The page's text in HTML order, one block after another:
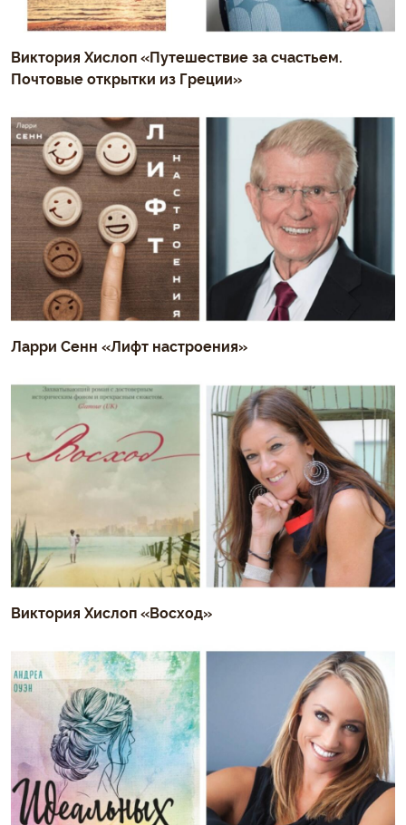
Виктория Хислоп «Путешествие за счастьем.
Почтовые открытки из Греции»
Ларри Сенн «Лифт настроения»
Виктория Хислоп «Восход»